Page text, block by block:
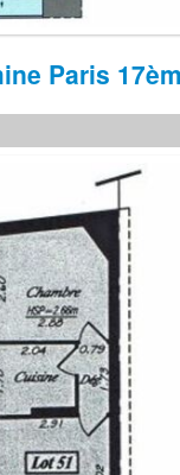
Paris